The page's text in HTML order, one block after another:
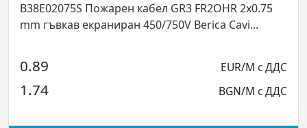
B38E02075S Пожарен кабел GR3 FR2OHR 2x0.75
mm гъвкав екраниран 450/750V Berica Cavi...
0.89 EUR/M с ДДС
1.74 BGN/M с ДДС